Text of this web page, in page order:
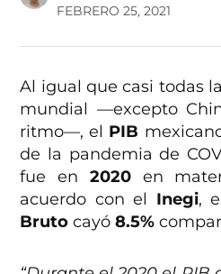
FEBRERO 25, 2021
Al igual que casi todas
mundial —excepto
ritmo—, el PIB
de la pandemia de
fue en 2020en
acuerdo con el Inegi,
Bruto cayó 8.5%